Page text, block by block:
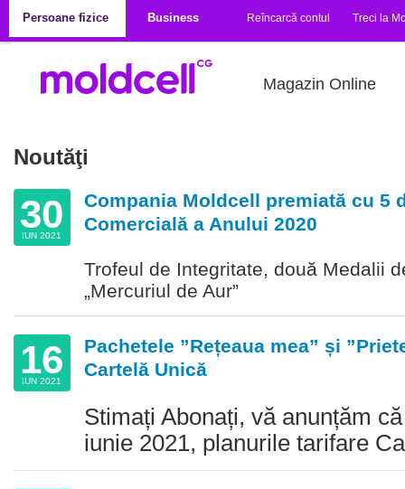
Persoane fizice
Business Reîncarcă contul Treci la
Magazin Online
Noutăţi
30
IUN 2021
Compania Moldcell premiată cu 5
Comercială a Anului 2020
Trofeul de Integritate, două Medalii
„Mercuriul de Aur”
16
IUN 2021
Pachetele ”Rețeaua mea” și
Cartelă Unică
Stimați Abonați, vă anunțăm
iunie 2021, planurile tarifare